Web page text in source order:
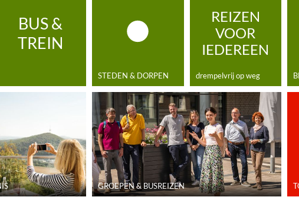
BUS &
TREIN
STEDEN & DORPEN
REIZEN
VOOR
IEDEREEN
drempelvrij op weg
GROEPEN & BUSREIZEN